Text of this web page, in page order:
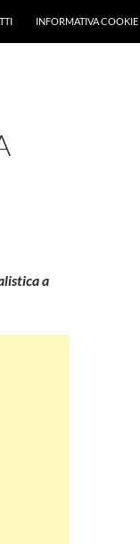
INFORMATIVA COOKIE
a